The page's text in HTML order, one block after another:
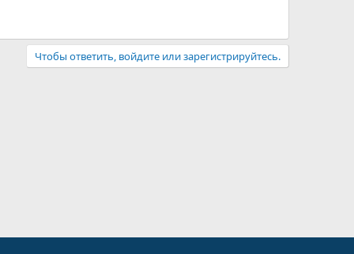
Чтобы ответить, войдите или зарегистрируйтесь.